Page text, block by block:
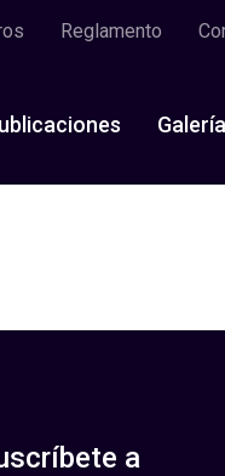
Reglamento
Galería
a